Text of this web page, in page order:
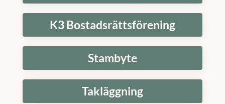
K3 Bostadsrättsförening
Stambyte
Takläggning